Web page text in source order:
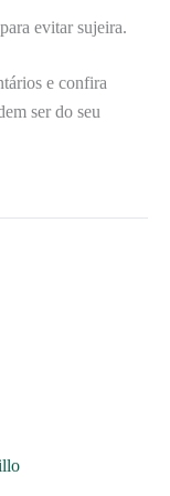
evitar sujeira.
e confira
ser do seu